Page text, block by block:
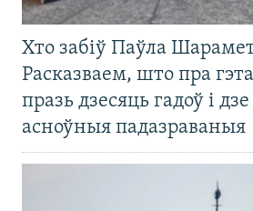
Хто забіў Паўла
Расказваем, што пра
празь дзесяць гадоў і
асноўныя падазраваныя